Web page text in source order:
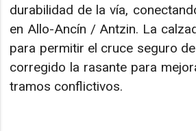
durabilidad de la vía,
en Allo-Ancín / Antzin. La
para permitir el cruce seguro
corregido la rasante para
tramos conflictivos.